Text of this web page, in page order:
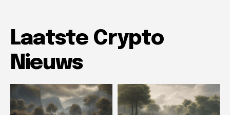
Laatste Crypto
Nieuws